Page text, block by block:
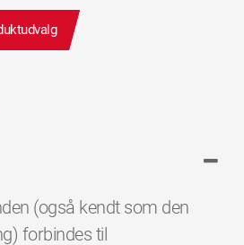
(også kendt som den
forbindes til